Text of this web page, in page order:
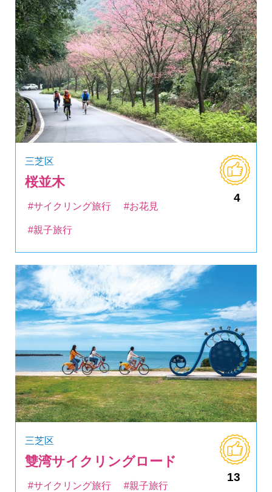
三芝区
桜並木
4
#サイクリング旅行 #お花見
#親子旅行
三芝区
雙湾サイクリングロード
13
#サイクリング旅行 #親子旅行